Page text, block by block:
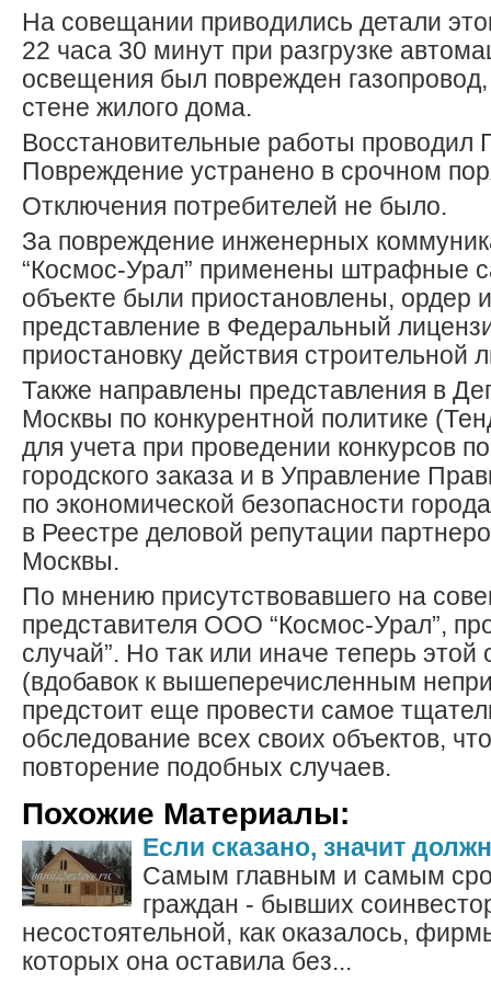
На совещании приводились детали
22 часа 30 минут при разгрузке
освещения был поврежден
стене жилого дома.
Восстановительные работы проводил
Повреждение устранено в срочном
Отключения потребителей не было.
За повреждение инженерных
“Космос-Урал” применены штрафные
объекте были приостановлены, ордер
представление в Федеральный
приостановку действия строительной
Также направлены представления в
Москвы по конкурентной политике
для учета при проведении конкурсов
городского заказа и в Управление
по экономической безопасности
в Реестре деловой репутации
Москвы.
По мнению присутствовавшего на
представителя ООО “Космос-Урал”,
случай”. Но так или иначе теперь этой
(вдобавок к вышеперечисленным
предстоит еще провести самое
обследование всех своих объектов,
повторение подобных случаев.
Похожие Материалы:
Если сказано, значит
Самым главным и самым
граждан - бывших
несостоятельной, как оказалось,
которых она оставила без...